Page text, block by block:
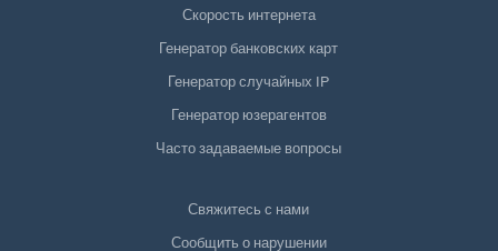
Скорость интернета
Генератор банковских карт
Генератор случайных IP
Генератор юзерагентов
Часто задаваемые вопросы
Свяжитесь с нами
Сообщить о нарушении